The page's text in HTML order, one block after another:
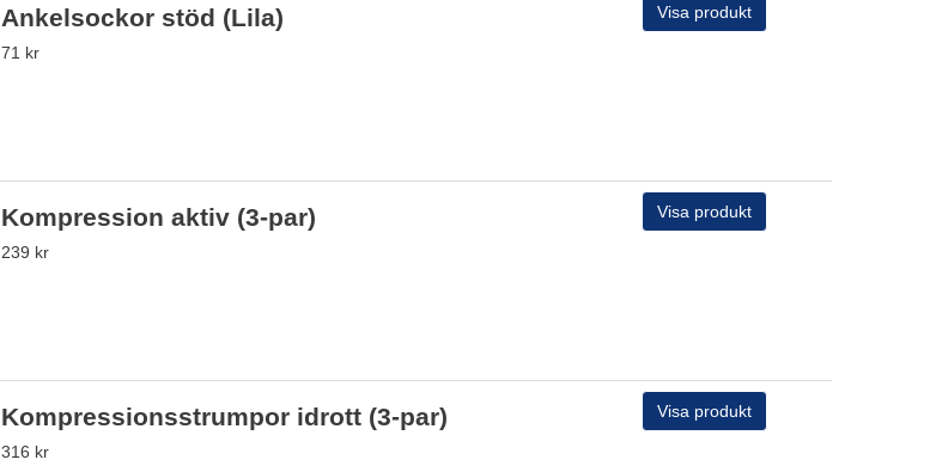
Ankelsockor stöd (Lila)
71 kr
Visa produkt
Kompression aktiv (3-par)
239 kr
Visa produkt
Kompressionsstrumpor idrott (3-par)
316 kr
Visa produkt